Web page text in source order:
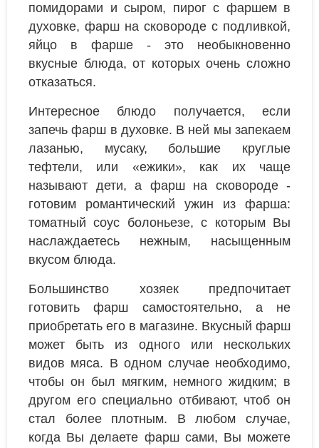
помидорами и сыром, пирог с фаршем в
духовке, фарш на сковороде с подливкой,
яйцо в фарше - это необыкновенно
вкусные блюда, от которых очень сложно
отказаться.
Интересное блюдо получается, если
запечь фарш в духовке. В ней мы запекаем
лазанью, мусаку, большие круглые
тефтели, или «ежики», как их чаще
называют дети, а фарш на сковороде -
готовим романтический ужин из фарша:
томатный соус болоньезе, с которым Вы
наслаждаетесь нежным, насыщенным
вкусом блюда.
Большинство хозяек предпочитает
готовить фарш самостоятельно, а не
приобретать его в магазине. Вкусный фарш
может быть из одного или нескольких
видов мяса. В одном случае необходимо,
чтобы он был мягким, немного жидким; в
другом его специально отбивают, чтоб он
стал более плотным. В любом случае,
когда Вы делаете фарш сами, Вы можете